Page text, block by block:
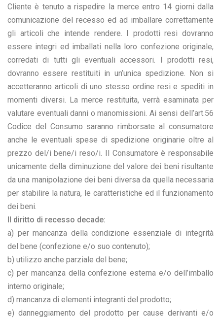
Cliente è tenuto a rispedire la merce entro 14 giorni dalla
comunicazione del recesso ed ad imballare correttamente
gli articoli che intende rendere. I prodotti resi dovranno
essere integri ed imballati nella loro confezione originale,
corredati di tutti gli eventuali accessori. I prodotti resi,
dovranno essere restituiti in un’unica spedizione. Non si
accetteranno articoli di uno stesso ordine resi e spediti in
momenti diversi. La merce restituita, verrà esaminata per
valutare eventuali danni o manomissioni. Ai sensi dell’art.56
Codice del Consumo saranno rimborsate al consumatore
anche le eventuali spese di spedizione originarie oltre al
prezzo del/i bene/i reso/i. Il Consumatore è responsabile
unicamente della diminuzione del valore dei beni risultante
da una manipolazione dei beni diversa da quella necessaria
per stabilire la natura, le caratteristiche ed il funzionamento
dei beni.
Il diritto di recesso decade:
a) per mancanza della condizione essenziale di integrità
del bene (confezione e/o suo contenuto);
b) utilizzo anche parziale del bene;
c) per mancanza della confezione esterna e/o dell’imballo
interno originale;
d) mancanza di elementi integranti del prodotto;
e) danneggiamento del prodotto per cause derivanti e/o